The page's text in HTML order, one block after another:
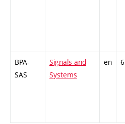
BPA-
SAS
Signals and
Systems
en 6